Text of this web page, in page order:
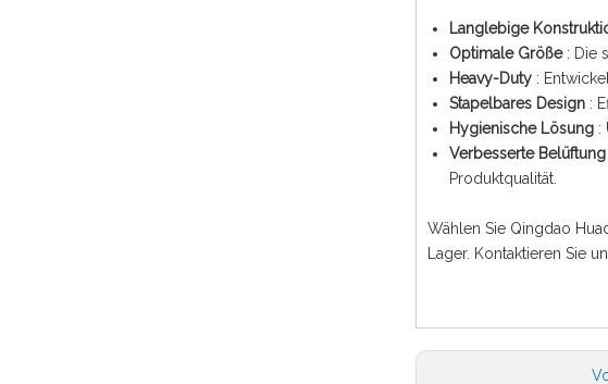
Langlebige
Optimale Größe : Die
Heavy-Duty :
Stapelbares Design :
Hygienische Lösung :
Verbesserte Belüftung
Produktqualität.
Wählen Sie Qingdao
Lager. Kontaktieren Sie